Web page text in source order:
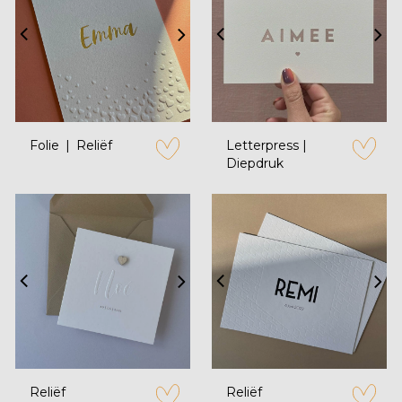
Folie Reliëf
zet op verlanglijstje
Letterpress |
Diepdruk
zet op
Reliëf Reliëf